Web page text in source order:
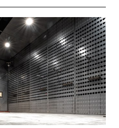
der Produktion von